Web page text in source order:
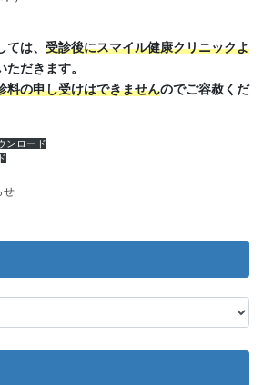
は、 受診後にスマイル健康クリニックよ
ただきます。
料の申し受けはできませんのでご容赦くだ
ンロード
せ